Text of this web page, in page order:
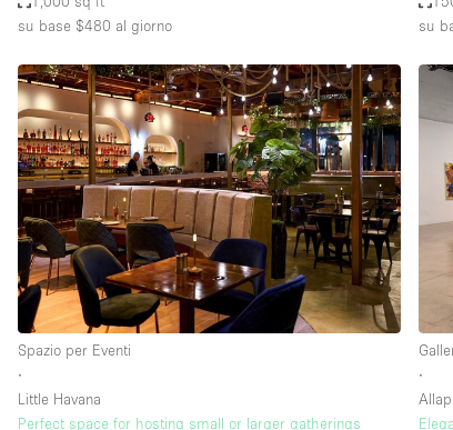
su base $480 al giorno
su
Spazio per Eventi
∙
Little Havana
Perfect space for hosting small or larger gatherings
∙